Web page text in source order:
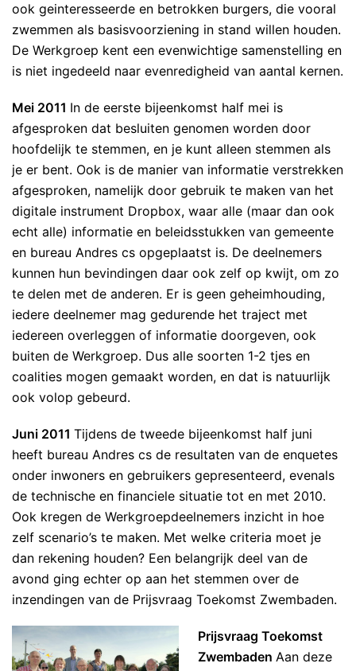
ook geinteresseerde en betrokken burgers, die vooral
zwemmen als basisvoorziening in stand willen houden.
De Werkgroep kent een evenwichtige samenstelling en
is niet ingedeeld naar evenredigheid van aantal kernen.
Mei 2011 In de eerste bijeenkomst half mei is
afgesproken dat besluiten genomen worden door
hoofdelijk te stemmen, en je kunt alleen stemmen als
je er bent. Ook is de manier van informatie verstrekken
afgesproken, namelijk door gebruik te maken van het
digitale instrument Dropbox, waar alle (maar dan ook
echt alle) informatie en beleidsstukken van gemeente
en bureau Andres cs opgeplaatst is. De deelnemers
kunnen hun bevindingen daar ook zelf op kwijt, om zo
te delen met de anderen. Er is geen geheimhouding,
iedere deelnemer mag gedurende het traject met
iedereen overleggen of informatie doorgeven, ook
buiten de Werkgroep. Dus alle soorten 1-2 tjes en
coalities mogen gemaakt worden, en dat is natuurlijk
ook volop gebeurd.
Juni 2011 Tijdens de tweede bijeenkomst half juni
heeft bureau Andres cs de resultaten van de enquetes
onder inwoners en gebruikers gepresenteerd, evenals
de technische en financiele situatie tot en met 2010.
Ook kregen de Werkgroepdeelnemers inzicht in hoe
zelf scenario’s te maken. Met welke criteria moet je
dan rekening houden? Een belangrijk deel van de
avond ging echter op aan het stemmen over de
inzendingen van de Prijsvraag Toekomst Zwembaden.
Prijsvraag Toekomst
Zwembaden Aan deze